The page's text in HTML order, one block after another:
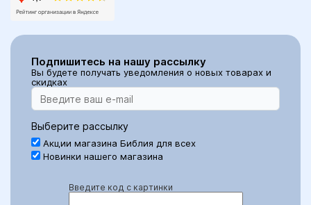
Подпишитесь на нашу рассылку
Вы будете получать уведомления о новых товарах и
скидках
Выберите рассылку
Акции магазина Библия для всех
Новинки нашего магазина
Введите код с картинки